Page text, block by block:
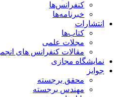
کنفرانس‌ها
خبرنامه‌ها
انتشارات
کتاب‌ها
مجلات علمی
مقالات کنفرانس های انجمن
نمایشگاه مجازی
جوایز
محقق برجسته
مهندس برجسته